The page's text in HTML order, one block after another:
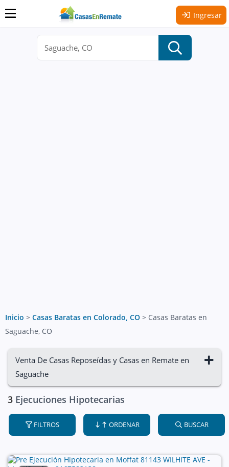
Ingresar
Inicio > Casas Baratas en Colorado, CO > Casas Baratas en
Saguache, CO
Venta De Casas Reposeídas y Casas en Remate en
Saguache
3 Ejecuciones Hipotecarias
FILTROS ORDENAR BUSCAR